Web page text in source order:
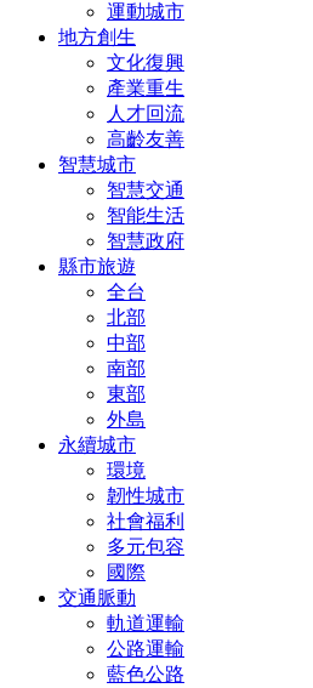
運動城市
地方創生
文化復興
產業重生
人才回流
高齡友善
智慧城市
智慧交通
智能生活
智慧政府
縣市旅遊
全台
北部
中部
南部
東部
外島
永續城市
環境
韌性城市
社會福利
多元包容
國際
交通脈動
軌道運輸
公路運輸
藍色公路